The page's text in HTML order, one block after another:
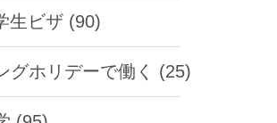
生ビザ (90)
グホリデーで働く (25)